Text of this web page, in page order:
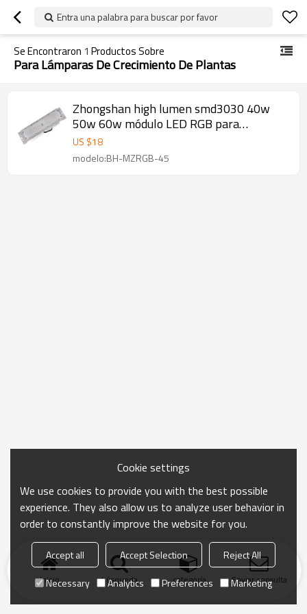
Entra una palabra para buscar por favor
Se Encontraron 1 Productos Sobre
Para Lámparas De Crecimiento De Plantas
Zhongshan high lumen smd3030 40w
50w 60w módulo LED RGB para
lámparas de crecimiento de plantas
US $18
modelo:BH-MZRGB-45
Inicio búsqueda categoría Enviar consulta
Cookie settings
We use cookies to provide you with the best possible
experience. They also allow us to analyze user behavior in
order to constantly improve the website for you.
Accept all Accept Selection
Reject All
Necessary
Analytics Preferences Marketing